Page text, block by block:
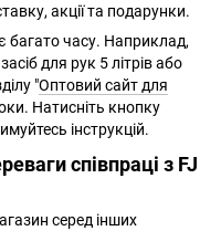
акції та подарунки.
часу. Наприклад,
для рук 5 літрів або
"Оптовий сайт для
Натисніть кнопку
інструкцій.
співпраці з FJ
серед інших